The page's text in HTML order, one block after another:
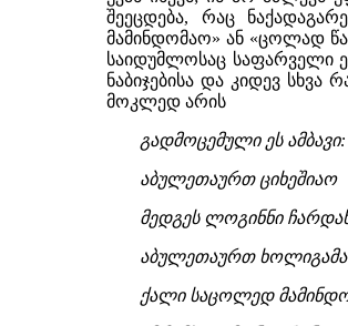
შეეცდება, რაც
მამინდომაო» ან «ცოლად
საიდუმლოსაც საფარველი
ნაბიჯებისა და კიდევ სხვა
მოკლედ არის
გადმოცემული ეს ამბავი:
აბულეთაურთ ციხეშიაო
მედგეს ლოგინნი
აბულეთაურთ
ქალი საცოლედ